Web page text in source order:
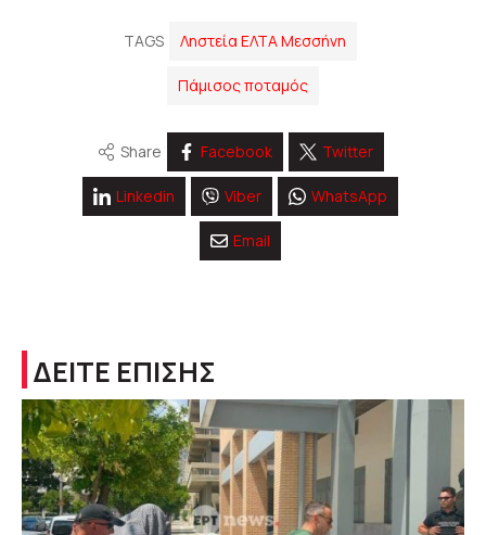
TAGS Ληστεία ΕΛΤΑ Μεσσήνη
Πάμισος ποταμός
Share Facebook Twitter
Linkedin Viber WhatsApp
Email
ΔΕΙΤΕ ΕΠΙΣΗΣ